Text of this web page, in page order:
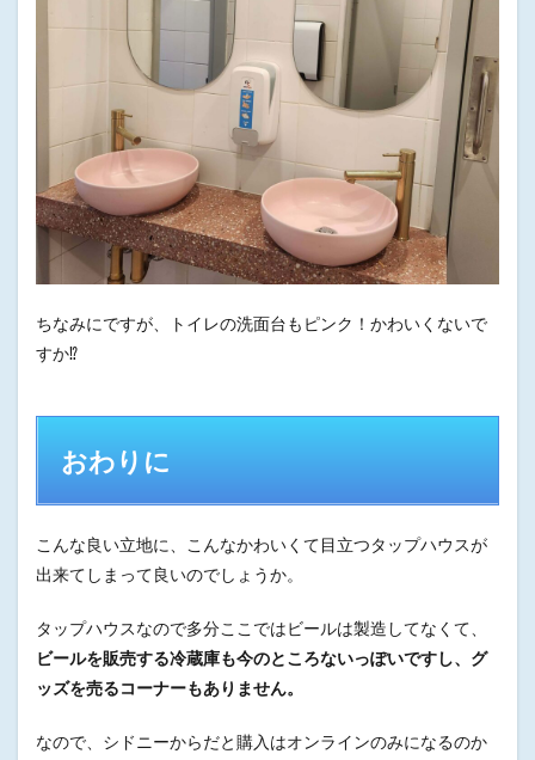
ちなみにですが、トイレの洗面台もピンク！かわいくないで
すか⁉︎
おわりに
こんな良い立地に、こんなかわいくて目立つタップハウスが
出来てしまって良いのでしょうか。
タップハウスなので多分ここではビールは製造してなくて、
ビールを販売する冷蔵庫も今のところないっぽいですし、グ
ッズを売るコーナーもありません。
なので、シドニーからだと購入はオンラインのみになるのか